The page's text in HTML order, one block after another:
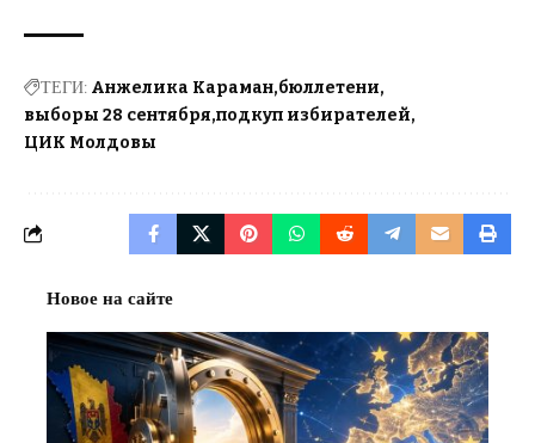
ТЕГИ: Анжелика Караман бюллетени
выборы 28 сентября подкуп избирателей
ЦИК Молдовы
Новое на сайте